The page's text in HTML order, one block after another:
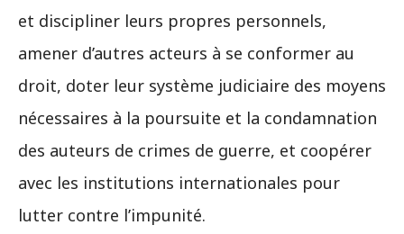
et discipliner leurs propres personnels,
amener d’autres acteurs à se conformer au
droit, doter leur système judiciaire des moyens
nécessaires à la poursuite et la condamnation
des auteurs de crimes de guerre, et coopérer
avec les institutions internationales pour
lutter contre l’impunité.